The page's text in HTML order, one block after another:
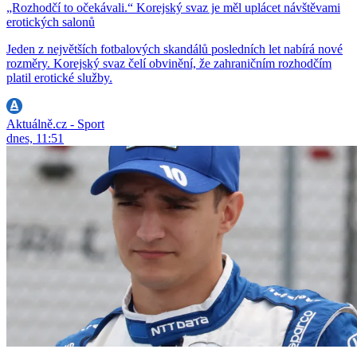
„Rozhodčí to očekávali.“ Korejský svaz je měl uplácet návštěvami
erotických salonů
Jeden z největších fotbalových skandálů posledních let nabírá nové
rozměry. Korejský svaz čelí obvinění, že zahraničním rozhodčím
platil erotické služby.
Aktuálně.cz - Sport
dnes, 11:51